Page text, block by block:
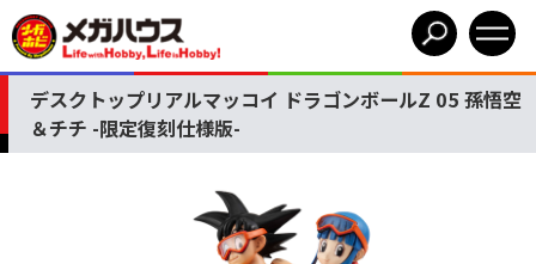
デスクトップリアルマッコイ ドラゴンボールZ 05 孫悟空
＆チチ -限定復刻仕様版-